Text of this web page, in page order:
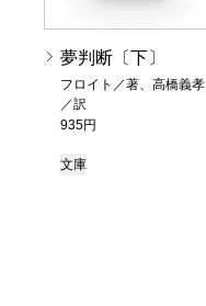
夢判断〔下〕
フロイト／著、高橋義孝
／訳
935円
文庫